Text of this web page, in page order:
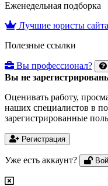
Еженедельная подборка
Лучшие юристы сайта
Полезные ссылки
Вы профессионал?
Вы не
Оценивать работу,
наших специалистов в
зарегистрированные
Регистрация
Уже есть аккаунт?